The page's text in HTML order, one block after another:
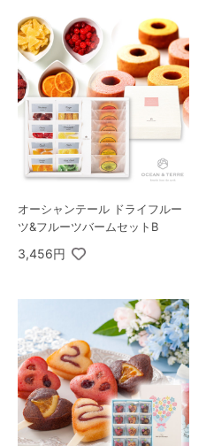
オーシャンテール ドライフルー
ツ&フルーツバームセットB
3,456円